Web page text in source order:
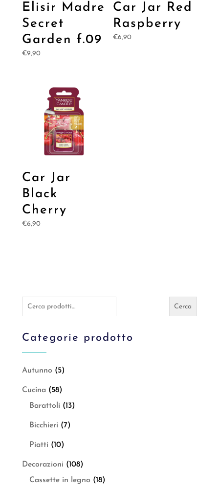
Elisir Madre
Secret
Garden f.09
€9,90
Car Jar Red
Raspberry
€6,90
Car Jar
Black
Cherry
€6,90
Cerca: Cerca
Categorie prodotto
Autunno (5)
Cucina (58)
Barattoli (13)
Bicchieri (7)
Piatti (10)
Decorazioni (108)
Cassette in legno (18)